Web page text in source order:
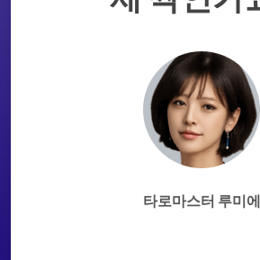
타로마스터 루미에